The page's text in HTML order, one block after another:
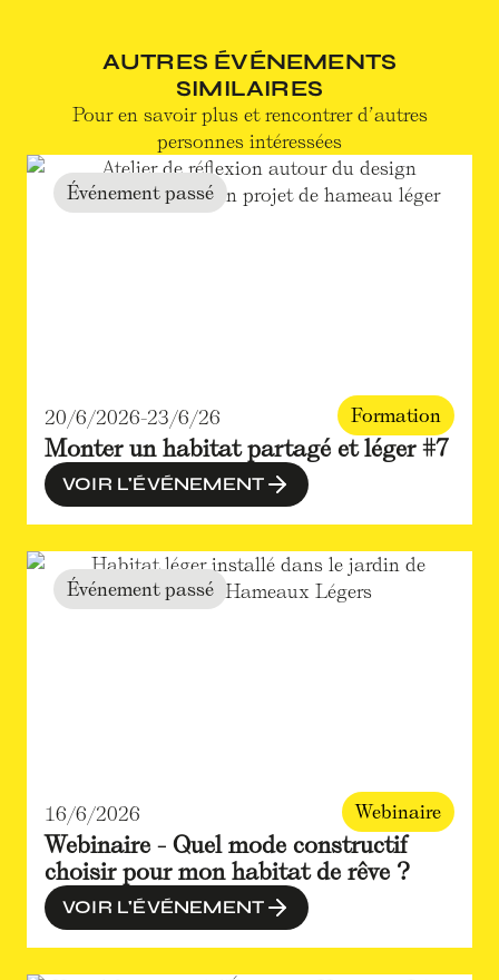
AUTRES ÉVÉNEMENTS
SIMILAIRES
Pour en savoir plus et rencontrer d’autres
personnes intéressées
Événement passé
20/6/2026-23/6/26 Formation
Monter un habitat partagé et léger #7
VOIR L'ÉVÉNEMENT
Événement passé
16/6/2026 Webinaire
Webinaire - Quel mode constructif
choisir pour mon habitat de rêve ?
VOIR L'ÉVÉNEMENT